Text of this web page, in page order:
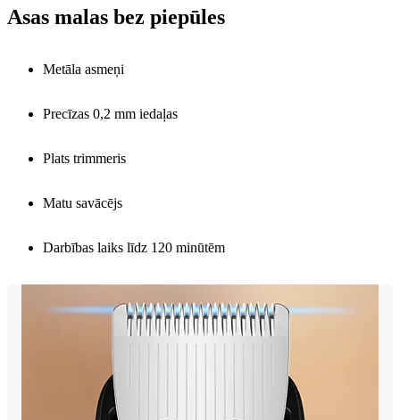
Asas malas bez piepūles
Metāla asmeņi
Precīzas 0,2 mm iedaļas
Plats trimmeris
Matu savācējs
Darbības laiks līdz 120 minūtēm